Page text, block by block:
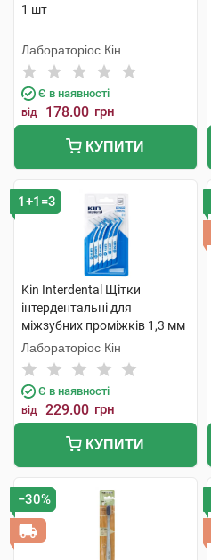
1 шт
Лабораторіос Кін
Є в наявності
від 178.00 грн
КУПИТИ
1+1=3
Kin Interdental Щітки
інтердентальні для
міжзубних проміжків 1,3 мм
6 шт
Лабораторіос Кін
Є в наявності
від 229.00 грн
КУПИТИ
−30%